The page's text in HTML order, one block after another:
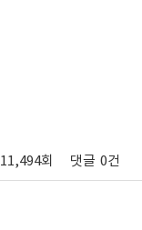
11,494회 댓글 0건